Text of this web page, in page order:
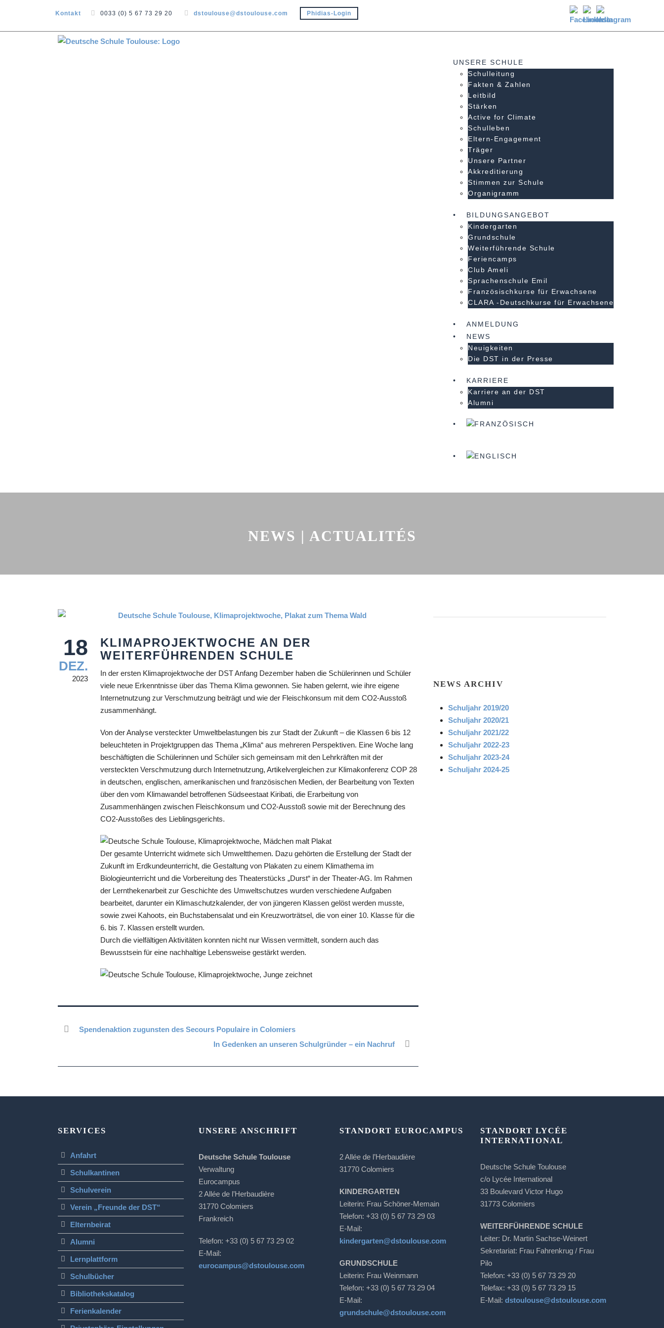
Kontakt 0033 (0) 5 67 73 29 20 dstoulouse@dstoulouse.com Phidias-Login
UNSERE SCHULE
Schulleitung
Fakten & Zahlen
Leitbild
Stärken
Active for Climate
Schulleben
Eltern-Engagement
Träger
Unsere Partner
Akkre­di­tier­ung
Stimmen zur Schule
Organigramm
BILDUNGSANGEBOT
Kindergarten
Grundschule
Weiterführende Schule
Feriencamps
Club Ameli
Sprachenschule Emil
Französischkurse für Erwachsene
CLARA -Deutschkurse für Erwachsene
ANMELDUNG
NEWS
Neuigkeiten
Die DST in der Presse
KARRIERE
Karriere an der DST
Alumni
NEWS | ACTUALITÉS
18
DEZ.
2023
KLIMAPROJEKTWOCHE AN DER
WEITERFÜHRENDEN SCHULE
In der ersten Klimaprojektwoche der DST Anfang Dezember haben die Schülerinnen und Schüler
viele neue Erkenntnisse über das Thema Klima gewonnen. Sie haben gelernt, wie ihre eigene
Internetnutzung zur Verschmutzung beiträgt und wie der Fleischkonsum mit dem CO2-Ausstoß
zusammenhängt.
Von der Analyse versteckter Umweltbelastungen bis zur Stadt der Zukunft – die Klassen 6 bis 12
beleuchteten in Projektgruppen das Thema „Klima“ aus mehreren Perspektiven. Eine Woche lang
beschäftigten die Schülerinnen und Schüler sich gemeinsam mit den Lehrkräften mit der
versteckten Verschmutzung durch Internetnutzung, Artikelvergleichen zur Klimakonferenz COP 28
in deutschen, englischen, amerikanischen und französischen Medien, der Bearbeitung von Texten
über den vom Klimawandel betroffenen Südseestaat Kiribati, die Erarbeitung von
Zusammenhängen zwischen Fleischkonsum und CO2-Ausstoß sowie mit der Berechnung des
CO2-Ausstoßes des Lieblingsgerichts.
Der gesamte Unterricht widmete sich Umweltthemen. Dazu gehörten die Erstellung der Stadt der
Zukunft im Erdkundeunterricht, die Gestaltung von Plakaten zu einem Klimathema im
Biologieunterricht und die Vorbereitung des Theaterstücks „Durst“ in der Theater-AG. Im Rahmen
der Lernthekenarbeit zur Geschichte des Umweltschutzes wurden verschiedene Aufgaben
bearbeitet, darunter ein Klimaschutzkalender, der von jüngeren Klassen gelöst werden musste,
sowie zwei Kahoots, ein Buchstabensalat und ein Kreuzworträtsel, die von einer 10. Klasse für die
6. bis 7. Klassen erstellt wurden.
Durch die vielfältigen Aktivitäten konnten nicht nur Wissen vermittelt, sondern auch das
Bewusstsein für eine nachhaltige Lebensweise gestärkt werden.
Spendenaktion zugunsten des Secours Populaire in Colomiers
In Gedenken an unseren Schulgründer – ein Nachruf
NEWS ARCHIV
Schuljahr 2019/20
Schuljahr 2020/21
Schuljahr 2021/22
Schuljahr 2022-23
Schuljahr 2023-24
Schuljahr 2024-25
SERVICES
Anfahrt
Schulkantinen
Schulverein
Verein „Freunde der DST“
Elternbeirat
Alumni
Lernplattform
Schulbücher
Bibliothekskatalog
Ferienkalender
UNSERE ANSCHRIFT
Deutsche Schule Toulouse
Verwaltung
Eurocampus
2 Allée de l’Herbaudière
31770 Colomiers
Frankreich
Telefon: +33 (0) 5 67 73 29 02
E-Mail:
eurocampus@dstoulouse.com
STANDORT EUROCAMPUS
2 Allée de l’Herbaudière
31770 Colomiers
KINDERGARTEN
Leiterin: Frau Schöner-Memain
Telefon: +33 (0) 5 67 73 29 03
E-Mail:
kindergarten@dstoulouse.com
GRUNDSCHULE
Leiterin: Frau Weinmann
Telefon: +33 (0) 5 67 73 29 04
E-Mail:
grundschule@dstoulouse.com
STANDORT LYCÉE
INTERNATIONAL
Deutsche Schule Toulouse
c/o Lycée International
33 Boulevard Victor Hugo
31773 Colomiers
WEITERFÜHRENDE SCHULE
Leiter: Dr. Martin Sachse-Weinert
Sekretariat: Frau Fahrenkrug / Frau
Pilo
Telefon: +33 (0) 5 67 73 29 20
Telefax: +33 (0) 5 67 73 29 15
E-Mail: dstoulouse@dstoulouse.com